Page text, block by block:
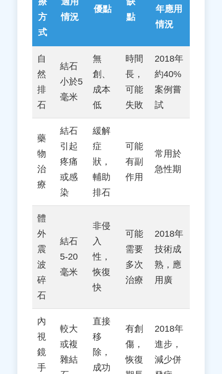
方
式
情況
優點
點
年應用
情況
自
然
排
石
結石
小於5
毫米
無
創、
成本
低
時間
長，
可能
失敗
2018年
約40%
案例嘗
試
藥
物
治
療
結石
引起
疼痛
或感
染
緩解
症
狀，
輔助
排石
可能
有副
作用
常用於
急性期
體
外
震
波
碎
石
結石
5-20
毫米
非侵
入
性，
恢復
快
可能
需要
多次
治療
2018年
技術成
熟，應
用廣
內
視
鏡
手
較大
或複
雜結
直接
移
除，
成功
有創
傷，
恢復
2018年
進步，
減少併